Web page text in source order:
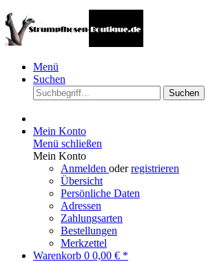
Menü
Suchen
Suchen
Mein Konto
Menü schließen
Mein Konto
Anmelden oderregistrieren
Übersicht
Persönliche Daten
Adressen
Zahlungsarten
Bestellungen
Merkzettel
Warenkorb 0 0,00 € *